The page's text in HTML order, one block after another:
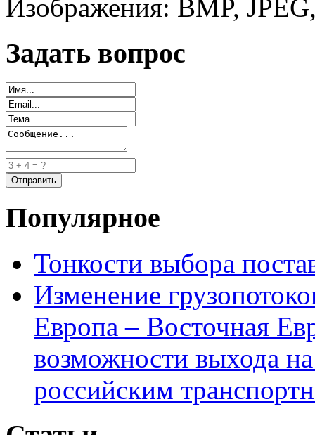
Изображения: BMP,
Задать вопрос
Популярное
Тонкости выбора
Изменение
Европа – Восточная
возможности выхода
российским